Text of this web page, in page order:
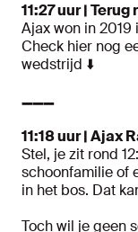
11:27 uur | Terug
Ajax won in 2019
Check hier nog
wedstrijd ⬇️
➖➖➖
11:18 uur | Ajax
Stel, je zit rond
schoonfamilie of
in het bos. Dat
Toch wil je geen